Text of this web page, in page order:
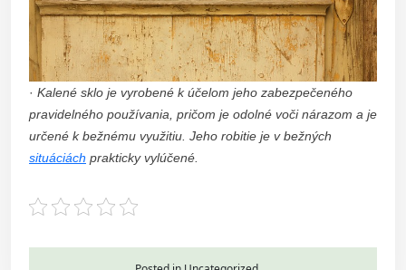
· Kalené sklo je vyrobené k účelom jeho zabezpečeného
pravidelného používania, pričom je odolné voči nárazom a je
určené k bežnému využitiu. Jeho robitie je v bežných
situáciách prakticky vylúčené.